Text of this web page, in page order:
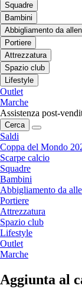
Squadre
Bambini
Abbigliamento da
Portiere
Attrezzatura
Spazio club
Lifestyle
Outlet
Marche
Assistenza post-
Cerca
Saldi
Coppa del Mondo
Scarpe calcio
Squadre
Bambini
Abbigliamento da
Portiere
Attrezzatura
Spazio club
Lifestyle
Outlet
Marche
Aggiunta al